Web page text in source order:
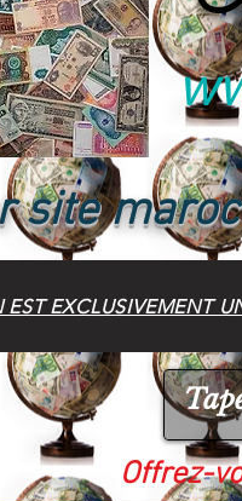
site
EST EXCLUSIVEMENT
Offrez-